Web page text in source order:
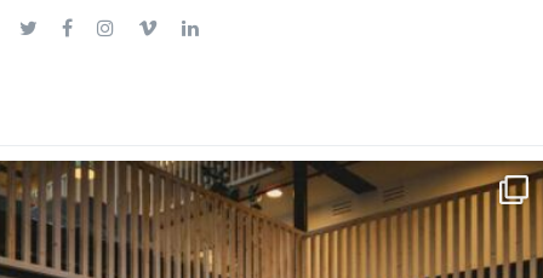
TwitterFacebookInstagram
VimeoLinkedIn